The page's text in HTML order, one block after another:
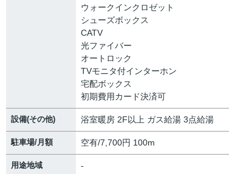
ウォークインクロゼット
シューズボックス
CATV
光ファイバー
オートロック
TVモニタ付インターホン
宅配ボックス
初期費用カード決済可
設備(その他) 浴室暖房 2F以上 ガス給湯 3点給湯
駐車場/月額 空有/7,700円 100m
用途地域 -